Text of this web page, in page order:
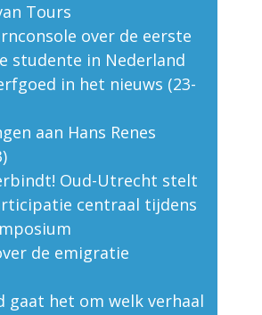
Tours
over de eerste
studente in Nederland
in het nieuws (23-
aan Hans Renes
Oud-Utrecht stelt
centraal tijdens
de emigratie
gaat het om welk verhaal